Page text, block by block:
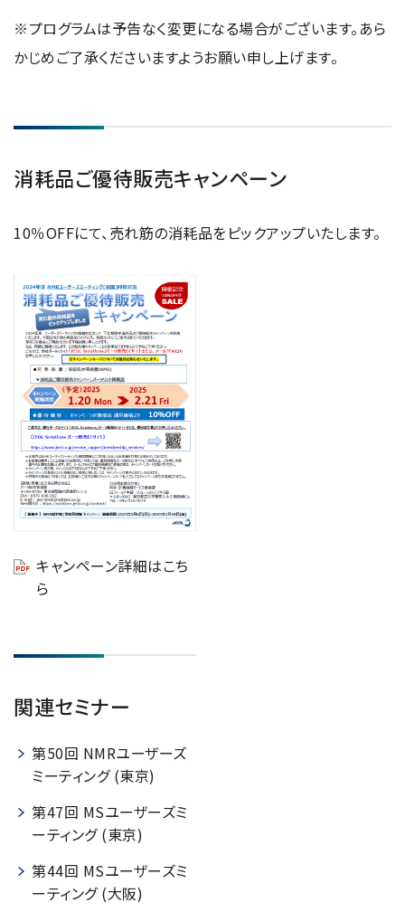
※プログラムは予告なく変更になる場合がございます。あら
かじめご了承くださいますようお願い申し上げます。
消耗品ご優待販売キャンペーン
10％OFFにて、売れ筋の消耗品をピックアップいたします。
キャンペーン詳細はこち
ら
関連セミナー
第50回 NMRユーザーズ
ミーティング (東京)
第47回 MSユーザーズミ
ーティング (東京)
第44回 MSユーザーズミ
ーティング (大阪)